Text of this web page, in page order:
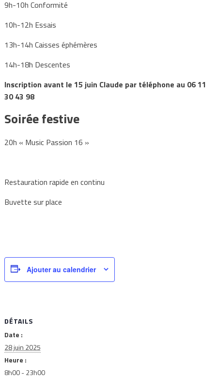
9h-10h Conformité
10h-12h Essais
13h-14h Caisses éphémères
14h-18h Descentes
Inscription avant le 15 juin Claude par téléphone au 06 11
30 43 98
Soirée festive
20h « Music Passion 16 »
Restauration rapide en continu
Buvette sur place
Ajouter au calendrier
DÉTAILS
Date :
28 juin 2025
Heure :
8h00 - 23h00